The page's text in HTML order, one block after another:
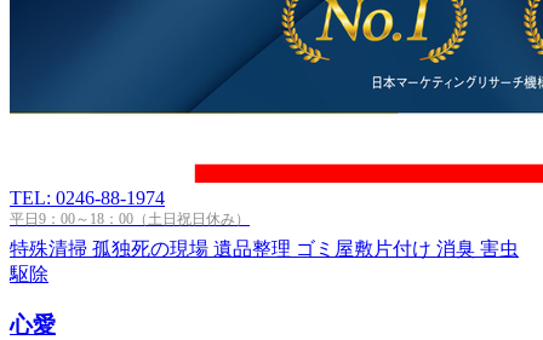
TEL: 0246-88-1974
平日9：00～18：00（土日祝日休み）
特殊清掃 孤独死の現場 遺品整理 ゴミ屋敷片付け 消臭 害虫
駆除
心愛